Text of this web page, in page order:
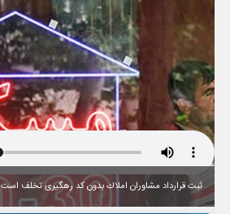
ثبت قرارداد مشاوران املاك بدون كد رهگیری تخلف است